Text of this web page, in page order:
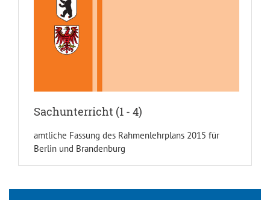
Sachunterricht (1 - 4)
amtliche Fassung des Rahmenlehrplans 2015 für
Berlin und Brandenburg